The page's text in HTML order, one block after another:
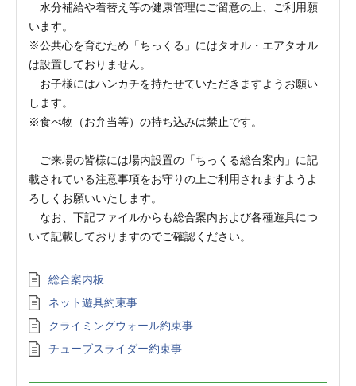
水分補給や着替え等の健康管理にご留意の上、ご利用願
います。
※公共心を育むため「ちっくる」にはタオル・エアタオル
は設置しておりません。
お子様にはハンカチを持たせていただきますようお願い
します。
※食べ物（お弁当等）の持ち込みは禁止です。
ご来場の皆様には場内設置の「ちっくる総合案内」に記
載されている注意事項をお守りの上ご利用されますようよ
ろしくお願いいたします。
なお、下記ファイルからも総合案内および各種遊具につ
いて記載しておりますのでご確認ください。
総合案内板
ネット遊具約束事
クライミングウォール約束事
チューブスライダー約束事